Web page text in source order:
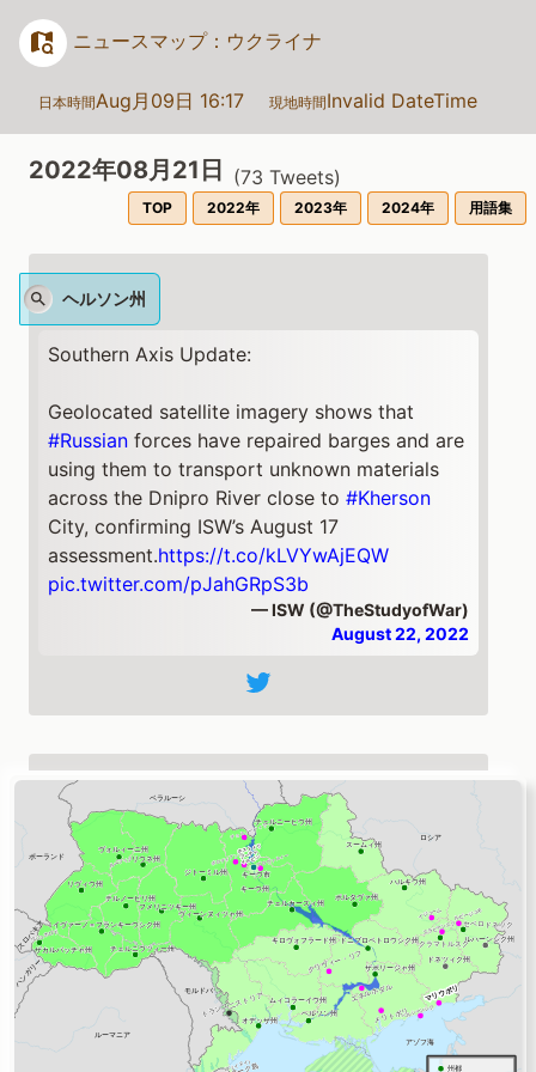
ニュースマップ：ウクライナ
日本時間Aug月09日 16:17 現地時間Invalid DateTime
2022年08月21日 (73 Tweets)
TOP 2022年 2023年 2024年 用語集
ヘルソン州
Southern Axis Update:
Geolocated satellite imagery shows that
#Russian forces have repaired barges and are
using them to transport unknown materials
across the Dnipro River close to #Kherson
City, confirming ISW’s August 17
assessment.https://t.co/kLVYwAjEQW
pic.twitter.com/pJahGRpS3b
— ISW (@TheStudyofWar)
August 22, 2022
ハルキウ州
#KharkivUpdate: #Russianforces did not
conduct any confirmed ground assaults along
the Kharkiv City Axis on August
21.https://t.co/kLVYwA23sm
pic.twitter.com/SzqtAre4h5
— ISW (@TheStudyofWar)
August 22, 2022